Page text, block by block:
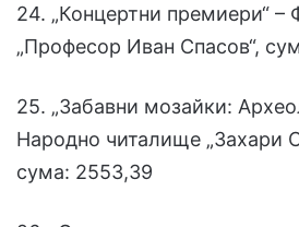
24. „Концертни премиери“ –
„Професор Иван Спасов“,
25. „Забавни мозайки:
Народно читалище „Захари
сума: 2553,39